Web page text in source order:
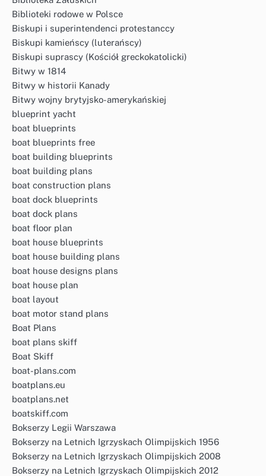
Biblioteki rodowe w Polsce
Biskupi i superintendenci protestanccy
Biskupi kamieńscy (luterańscy)
Biskupi suprascy (Kościół greckokatolicki)
Bitwy w 1814
Bitwy w historii Kanady
Bitwy wojny brytyjsko-amerykańskiej
blueprint yacht
boat blueprints
boat blueprints free
boat building blueprints
boat building plans
boat construction plans
boat dock blueprints
boat dock plans
boat floor plan
boat house blueprints
boat house building plans
boat house designs plans
boat house plan
boat layout
boat motor stand plans
Boat Plans
boat plans skiff
Boat Skiff
boat-plans.com
boatplans.eu
boatplans.net
boatskiff.com
Bokserzy Legii Warszawa
Bokserzy na Letnich Igrzyskach Olimpijskich 1956
Bokserzy na Letnich Igrzyskach Olimpijskich 2008
Bokserzy na Letnich Igrzyskach Olimpijskich 2012